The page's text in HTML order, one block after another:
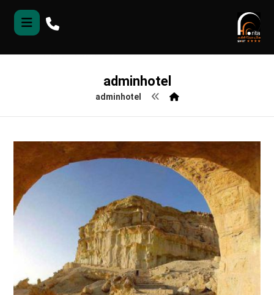
adminhotel
adminhotel